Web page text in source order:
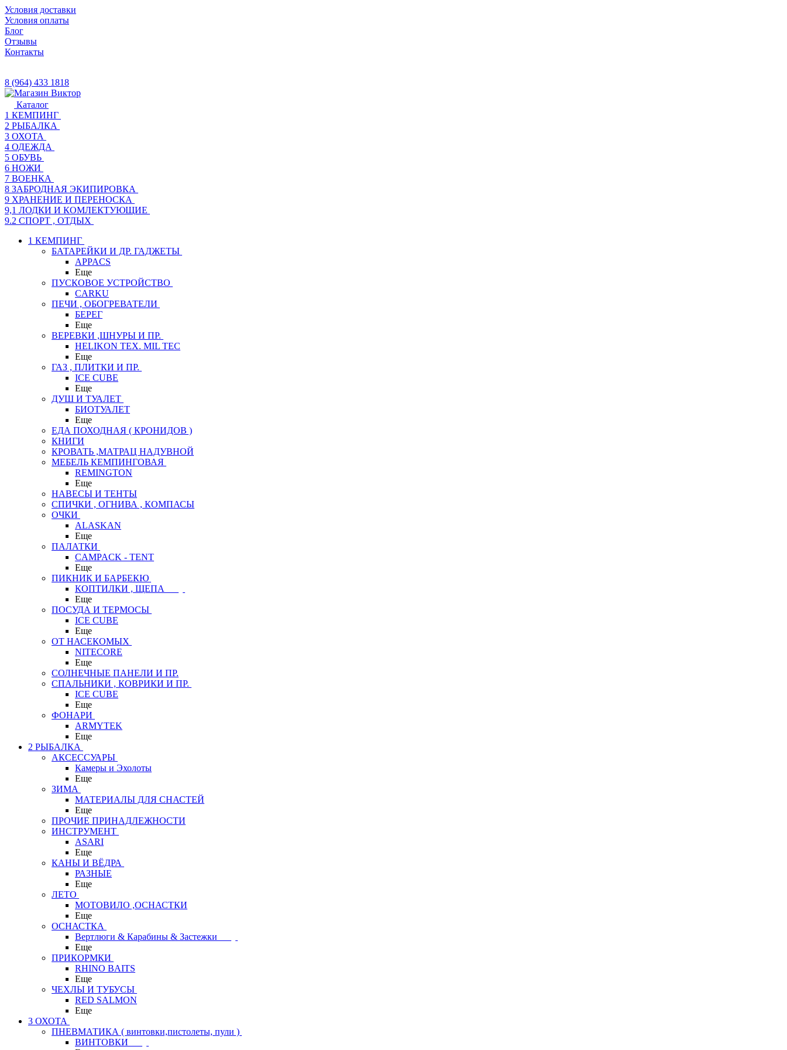
Условия доставки
Условия оплаты
Блог
Отзывы
Контакты
8 (964) 433 1818
Каталог
1 КЕМПИНГ
2 РЫБАЛКА
3 ОХОТА
4 ОДЕЖДА
5 ОБУВЬ
6 НОЖИ
7 ВОЕНКА
8 ЗАБРОДНАЯ ЭКИПИРОВКА
9 ХРАНЕНИЕ И ПЕРЕНОСКА
9,1 ЛОДКИ И КОМЛЕКТУЮЩИЕ
9.2 СПОРТ , ОТДЫХ
1 КЕМПИНГ
БАТАРЕЙКИ И ДР. ГАДЖЕТЫ
APPACS
Еще
ПУСКОВОЕ УСТРОЙСТВО
CARKU
ПЕЧИ , ОБОГРЕВАТЕЛИ
БЕРЕГ
Еще
ВЕРЕВКИ ,ШНУРЫ И ПР.
HELIKON TEX. MIL TEC
Еще
ГАЗ , ПЛИТКИ И ПР.
ICE CUBE
Еще
ДУШ И ТУАЛЕТ
БИОТУАЛЕТ
Еще
ЕДА ПОХОДНАЯ ( КРОНИДОВ )
КНИГИ
КРОВАТЬ ,МАТРАЦ НАДУВНОЙ
МЕБЕЛЬ КЕМПИНГОВАЯ
REMINGTON
Еще
НАВЕСЫ И ТЕНТЫ
СПИЧКИ , ОГНИВА , КОМПАСЫ
ОЧКИ
ALASKAN
Еще
ПАЛАТКИ
CAMPACK - TENT
Еще
ПИКНИК И БАРБЕКЮ
КОПТИЛКИ , ЩЕПА
Еще
ПОСУДА И ТЕРМОСЫ
ICE CUBE
Еще
ОТ НАСЕКОМЫХ
NITECORE
Еще
СОЛНЕЧНЫЕ ПАНЕЛИ И ПР.
СПАЛЬНИКИ , КОВРИКИ И ПР.
ICE CUBE
Еще
ФОНАРИ
ARMYTEK
Еще
2 РЫБАЛКА
АКСЕССУАРЫ
Камеры и Эхолоты
Еще
ЗИМА
МАТЕРИАЛЫ ДЛЯ СНАСТЕЙ
Еще
ПРОЧИЕ ПРИНАДЛЕЖНОСТИ
ИНСТРУМЕНТ
ASARI
Еще
КАНЫ И ВЁДРА
РАЗНЫЕ
Еще
ЛЕТО
МОТОВИЛО ,ОСНАСТКИ
Еще
ОСНАСТКА
Вертлюги & Карабины & Застежки
Еще
ПРИКОРМКИ
RHINO BAITS
Еще
ЧЕХЛЫ И ТУБУСЫ
RED SALMON
Еще
3 ОХОТА
ПНЕВМАТИКА ( винтовки,пистолеты, пули )
ВИНТОВКИ